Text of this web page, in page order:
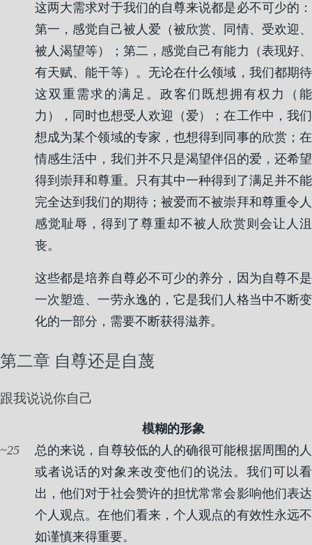
这两大需求对于我们的自尊来说都是必不可少的：
第一，感觉自己被人爱（被欣赏、同情、受欢迎、
被人渴望等）；第二，感觉自己有能力（表现好、
有天赋、能干等）。无论在什么领域，我们都期待
这双重需求的满足。政客们既想拥有权力（能
力），同时也想受人欢迎（爱）；在工作中，我们
想成为某个领域的专家，也想得到同事的欣赏；在
情感生活中，我们并不只是渴望伴侣的爱，还希望
得到崇拜和尊重。只有其中一种得到了满足并不能
完全达到我们的期待；被爱而不被崇拜和尊重令人
感觉耻辱，得到了尊重却不被人欣赏则会让人沮
丧。
这些都是培养自尊必不可少的养分，因为自尊不是
一次塑造、一劳永逸的，它是我们人格当中不断变
化的一部分，需要不断获得滋养。
第二章 自尊还是自蔑
跟我说说你自己
模糊的形象
25
总的来说，自尊较低的人的确很可能根据周围的人
或者说话的对象来改变他们的说法。我们可以看
出，他们对于社会赞许的担忧常常会影响他们表达
个人观点。在他们看来，个人观点的有效性永远不
如谨慎来得重要。